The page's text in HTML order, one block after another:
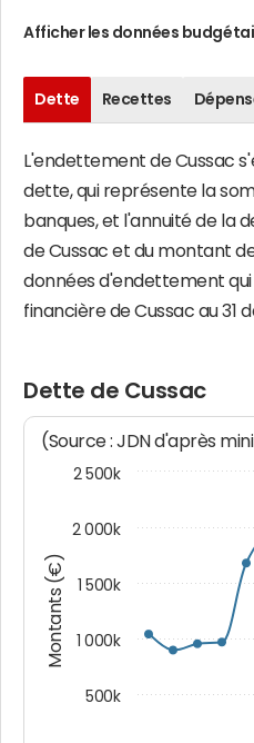
Afficher les données
Dette Recettes
L'endettement de Cussac
dette, qui représente la
banques, et l'annuité de la
de Cussac et du montant
données d'endettement
financière de Cussac au 31
Dette de Cussac
Montants (€)
(Source : JDN d'après
500k
1 000k
1 500k
2 000k
2 500k